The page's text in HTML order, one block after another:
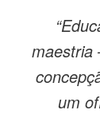
maestria
um